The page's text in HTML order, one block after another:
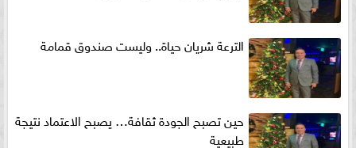
الترعة شريان حياة.. وليست صندوق قمامة
حين تصبح الجودة ثقافة… يصبح الاعتماد نتيجة
طبيعية